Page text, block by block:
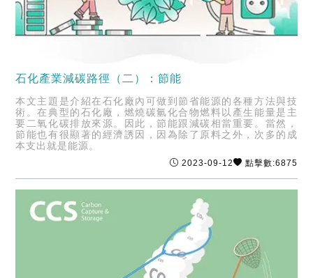
石化產業減碳路徑（二）：節能
本文主題是介紹在石化廠內可做到節省能源的各種方法與技
術。在典型的石化廠，燃燒碳氫化合物燃料以產生能量是主
要二氧化碳排放來源。因此，節能跟減碳相當重要。當然，
節能也有很顯著的經濟誘因，因為除了原料之外，次多的成
本支出就是能源。
2023-09-12 點擊數:6875